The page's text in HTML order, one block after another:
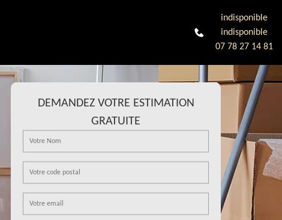
indisponible
indisponible
07 78 27 14 81
DEMANDEZ VOTRE ESTIMATION
GRATUITE